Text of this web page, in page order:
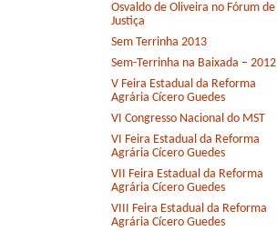
Osvaldo de Oliveira no Fórum de
Justiça
Sem Terrinha 2013
Sem-Terrinha na Baixada – 2012
V Feira Estadual da Reforma
Agrária Cícero Guedes
VI Congresso Nacional do MST
VI Feira Estadual da Reforma
Agrária Cícero Guedes
VII Feira Estadual da Reforma
Agrária Cícero Guedes
VIII Feira Estadual da Reforma
Agrária Cícero Guedes